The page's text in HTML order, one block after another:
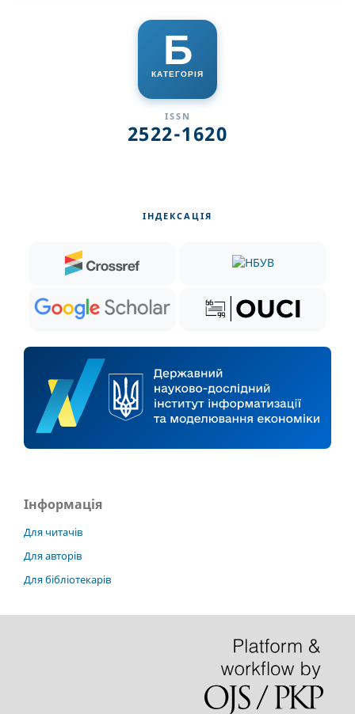
Б
КАТЕГОРІЯ
ISSN
2522-1620
ІНДЕКСАЦІЯ
Інформація
Для читачів
Для авторів
Для бібліотекарів